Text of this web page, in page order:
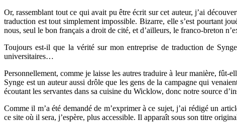
Or, rassemblant tout ce qui avait pu être écrit sur cet auteur, j’ai
traduction est tout simplement impossible. Bizarre, elle s’est pourtant
nous, seul le bon français a droit de cité, et d’ailleurs, le franco-breton
Toujours est-il que la vérité sur mon entreprise de traduction de
universitaires…
Personnellement, comme je laisse les autres traduire à leur manière, fût-
Synge est un auteur aussi drôle que les gens de la campagne qui
écoutant les servantes dans sa cuisine du Wicklow, donc notre source
Comme il m’a été demandé de m’exprimer à ce sujet, j’ai rédigé un
ce site où il sera, j’espère, plus accessible. Il apparaît sous son titre